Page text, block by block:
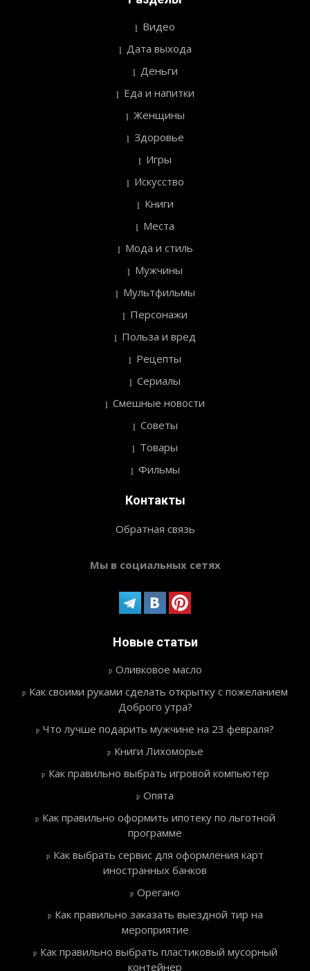
Видео
Дата выхода
Деньги
Еда и напитки
Женщины
Здоровье
Игры
Искусство
Книги
Места
Мода и стиль
Мужчины
Мультфильмы
Персонажи
Польза и вред
Рецепты
Сериалы
Смешные новости
Советы
Товары
Фильмы
Контакты
Обратная связь
Мы в социальных сетях
Новые статьи
Оливковое масло
Как своими руками сделать открытку с пожеланием
Доброго утра?
Что лучше подарить мужчине на 23 февраля?
Книги Лихоморье
Как правильно выбрать игровой компьютер
Опята
Как правильно оформить ипотеку по льготной
программе
Как выбрать сервис для оформления карт
иностранных банков
Орегано
Как правильно заказать выездной тир на
мероприятие
Как правильно выбрать пластиковый мусорный
контейнер